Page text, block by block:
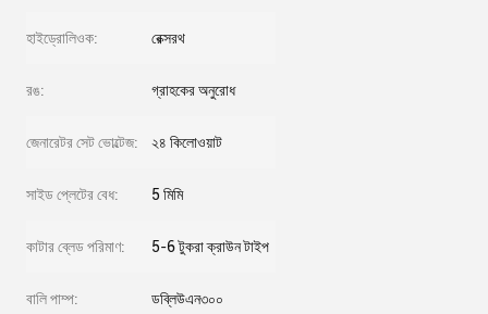
হাইড্রোলিওক: রেক্সরথ
রঙ: গ্রাহকের অনুরোধ
জেনারেটর সেট ভোল্টেজ: ২৪ কিলোওয়াট
সাইড প্লেটের বেধ: 5 মিমি
কাটার ব্লেড পরিমাণ: 5-6 টুকরা ক্রাউন টাইপ
বালি পাম্প: ডব্লিউএন৩০০